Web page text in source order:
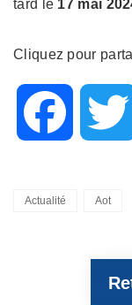
tard le 17 mai
Cliquez pour
Categories
Actualité Aot